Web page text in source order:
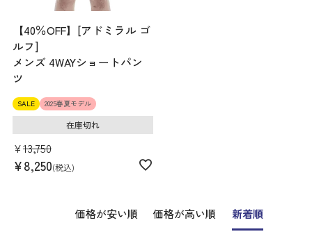
【40％OFF】[アドミラル ゴ
ルフ]
メンズ 4WAYショートパン
ツ
SALE 2025春夏モデル
¥13,750
¥8,250 税込
在庫切れ
価格が安い順 価格が高い順 新着順